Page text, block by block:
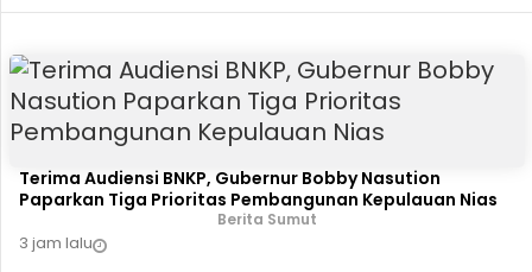
Terima Audiensi BNKP, Gubernur Bobby Nasution
Paparkan Tiga Prioritas Pembangunan Kepulauan Nias
Berita Sumut
3 jam lalu